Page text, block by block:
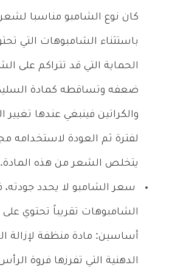
كان نوع الشامبو مناسبا
باستثناء الشامبوهات التي
الحماية التي قد تتراكم على
ضعفه وتساقطه كمادة
والكراتين فينبغي عندها
لفترة ثم العودة لاستخدامه
يتخلص الشعر من هذه المادة.
سعر الشامبو لا يحدد جودته،
الشامبوهات تقريباً تحتوي
أساسين: مادة منظفة لإزالة
الدهنية التي تفرزها فروة